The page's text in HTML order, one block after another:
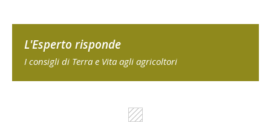
L'Esperto risponde
I consigli di Terra e Vita agli agricoltori